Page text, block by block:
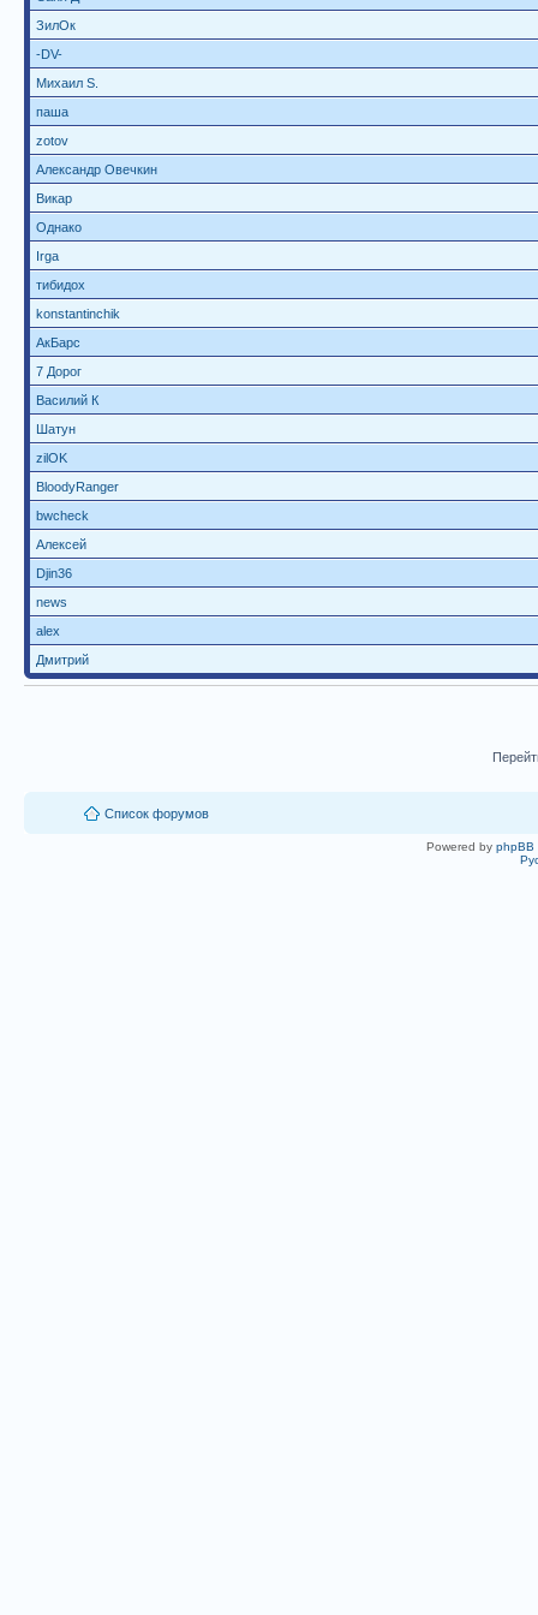
ЗилОк
-DV-
Михаил S.
паша
zotov
Александр Овечкин
Викар
Однако
Irga
тибидох
konstantinchik
АкБарс
7 Дорог
Василий К
Шатун
zilOK
BloodyRanger
bwcheck
Алексей
Djin36
news
alex
Дмитрий
Список форумов
Powered by phpBB